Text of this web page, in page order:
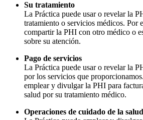
Su tratamiento
La Práctica puede usar o revelar la
tratamiento o servicios médicos. Por
compartir la PHI con otro médico o
sobre su atención.
Pago de servicios
La Práctica puede usar o revelar la
por los servicios que
emplear y divulgar la PHI para
salud por su tratamiento médico.
Operaciones de cuidado de la salud